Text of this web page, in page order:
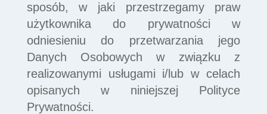
sposób, w jaki przestrzegamy praw
użytkownika do prywatności w
odniesieniu do przetwarzania jego
Danych Osobowych w związku z
realizowanymi usługami i/lub w celach
opisanych w niniejszej Polityce
Prywatności.